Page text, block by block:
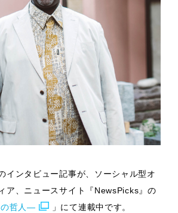
インタビュー記事が、ソーシャル型オ
ア、ニュースサイト『NewsPicks』の
哲人— 」にて連載中です。